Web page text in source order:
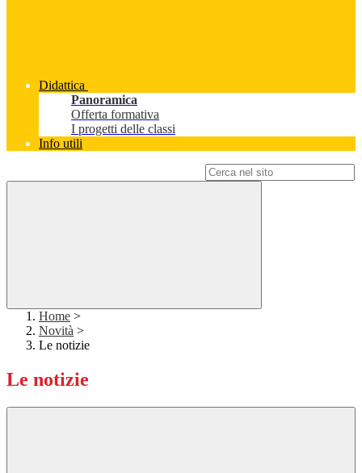
Didattica
Panoramica
Offerta formativa
I progetti delle classi
Info utili
Home >
Novità >
Le notizie
Le notizie